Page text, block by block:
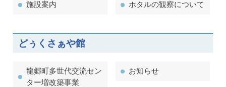
施設案内 ホタルの観察について
どぅくさぁや館
龍郷町多世代交流セン
ター増改築事業
お知らせ